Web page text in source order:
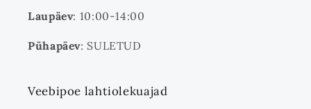
Laupäev: 10:00-14:00
Pühapäev: SULETUD
Veebipoe lahtiolekuajad